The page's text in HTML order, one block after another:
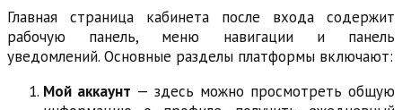
Главная страница кабинета после входа содержит
рабочую панель, меню навигации и панель
уведомлений. Основные разделы платформы включают:
Мой аккаунт — здесь можно просмотреть общую